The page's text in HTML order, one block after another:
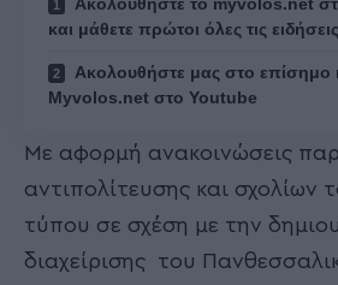
και μάθετε πρώτοι όλες τις
Ακολουθήστε μας στο επίσημο
Myvolos.net στο Youtube
Με αφορμή ανακοινώσεις
αντιπολίτευσης και σχολίων
τύπου σε σχέση με την
διαχείρισης του